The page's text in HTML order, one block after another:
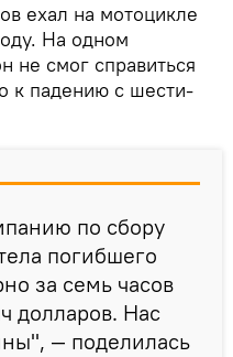
ехал на мотоцикле
На одном
не смог справиться
к падению с шести-
по сбору
погибшего
за семь часов
долларов. Нас
— поделилась